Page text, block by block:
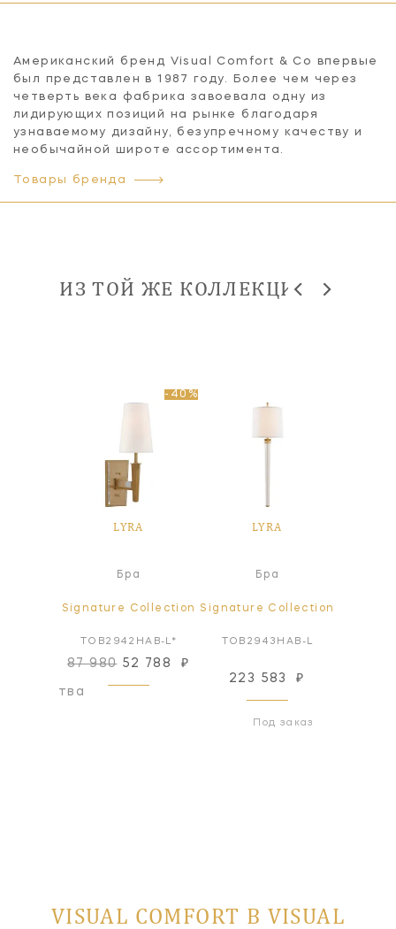
Американский бренд Visual Comfort & Co впервые
был представлен в 1987 году. Более чем через
четверть века фабрика завоевала одну из
лидирующих позиций на рынке благодаря
узнаваемому дизайну, безупречному качеству и
необычайной широте ассортимента.
Товары бренда
ИЗ ТОЙ ЖЕ КОЛЛЕКЦИИ
-40%
LYRA
Бра
Signature Collection
TOB2942HAB-L*
87 98052 788 ₽
LYRA
Бра
Signature Collection
TOB2943HAB-L
223 583 ₽
Под заказ
VISUAL COMFORT В VISUAL